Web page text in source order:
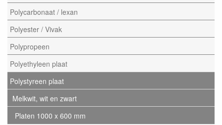
Polycarbonaat / lexan
Polyester / Vivak
Polypropeen
Polyethyleen plaat
Polystyreen plaat
Melkwit, wit en zwart
Platen 1000 x 600 mm